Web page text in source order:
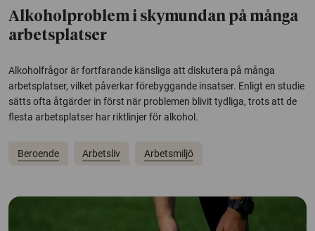
Alkoholproblem i skymundan på många
arbetsplatser
Alkoholfrågor är fortfarande känsliga att diskutera på många
arbetsplatser, vilket påverkar förebyggande insatser. Enligt en studie
sätts ofta åtgärder in först när problemen blivit tydliga, trots att de
flesta arbetsplatser har riktlinjer för alkohol.
Beroende Arbetsliv Arbetsmiljö